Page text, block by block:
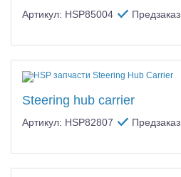
Артикул: HSP85004 Предзаказ
Steering hub carrier
Артикул: HSP82807 Предзаказ